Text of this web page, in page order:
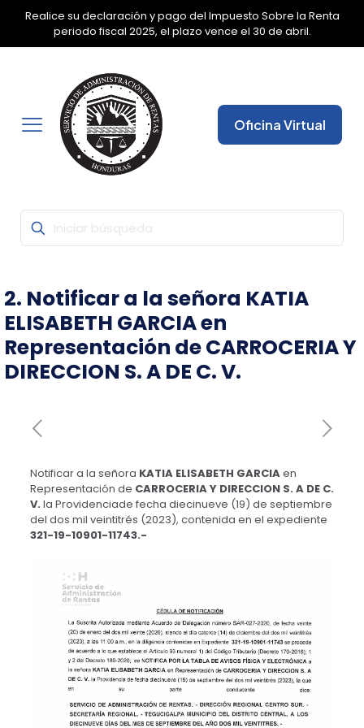
Realice su declaración y pago del Impuesto Sobre la Renta
periodo fiscal 2025, el plazo vence el 30 de abril. ✕
Oficina Virtual
2. Notificar a la señora KATIA
ELISABETH GARCIA en
Representación de CARROCERIA Y
DIRECCION S. A DE C. V.
Notificar a la señora KATIA ELISABETH GARCIAen
Representación de CARROCERIA Y DIRECCION S. A DE C.
V. la Providenciade fecha diecinueve (19) de septiembre
del dos mil veintitrés (2023), contenida en el expediente
321-19-10901-11743.-